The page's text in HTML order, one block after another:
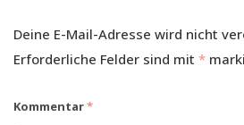
Deine E-Mail-Adresse wird nicht
Erforderliche Felder sind mit *
Kommentar*